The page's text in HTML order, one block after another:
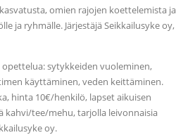
omien rajojen koettelemista ja
ja ryhmälle. Järjestäjä Seikkailusyke oy,
opettelua: sytykkeiden vuoleminen,
käyttäminen, veden keittäminen.
hinta 10€/henkilö, lapset aikuisen
kahvi/tee/mehu, tarjolla leivonnaisia
oy.